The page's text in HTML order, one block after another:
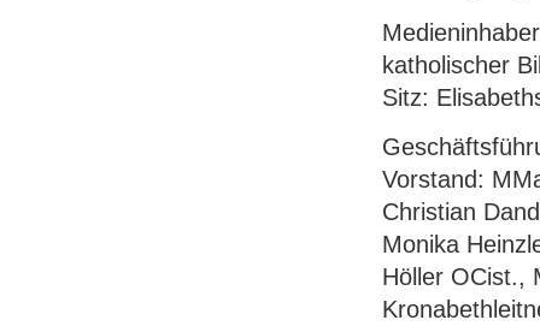
katholischer
Sitz:
Vorstand:
Christian
Monika
Höller OCist.,